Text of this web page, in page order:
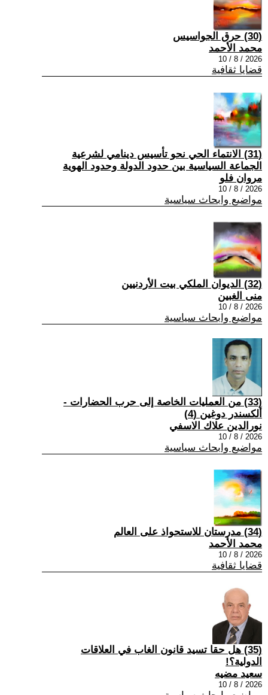
(30) حرق الجواسيس
محمد الأحمد
2026 / 8 / 10
قضايا ثقافية
(31) الانتماء الحي نحو تأسيس دينامي لشرعية
الجماعة السياسية بين حدود الدولة وحدود الهوية
مروان فلو
2026 / 8 / 10
مواضيع وابحاث سياسية
(32) الديوان الملكي بيت الأردنيين
منى الغبين
2026 / 8 / 10
مواضيع وابحاث سياسية
(33) من العمليات الخاصة إلى حرب الحضارات -
ألكسندر دوغين (4)
نورالدين علاك الاسفي
2026 / 8 / 10
مواضيع وابحاث سياسية
(34) مدرستان للاستحواذ على العالم
محمد الأحمد
2026 / 8 / 10
قضايا ثقافية
(35) هل حقا تسيد قانون الغاب في العلاقات
الدولية؟!
سعيد مضيه
2026 / 8 / 10